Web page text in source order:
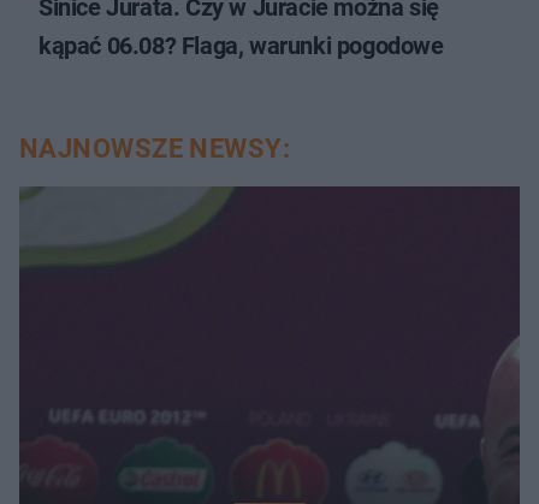
Sinice Jurata. Czy w Juracie można się
kąpać 06.08? Flaga, warunki pogodowe
NAJNOWSZE NEWSY: